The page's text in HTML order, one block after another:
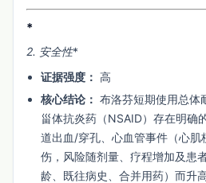
*
2. 安全性*
证据强度： 高
核心结论： 布洛芬短期使用总体
甾体抗炎药（NSAID）存在明确
道出血/穿孔、心血管事件（心肌
伤，风险随剂量、疗程增加及患
龄、既往病史、合并用药）而升高